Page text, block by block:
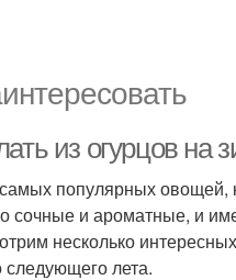
из огурцов на
популярных
сочные и ароматные, и
несколько
следующего лета.